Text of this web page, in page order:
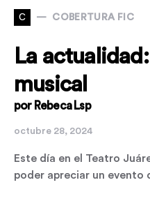
C COBERTURA FIC
La
musical
por Rebeca Lsp
octubre 28, 2024
Este día en el Teatro
poder apreciar un